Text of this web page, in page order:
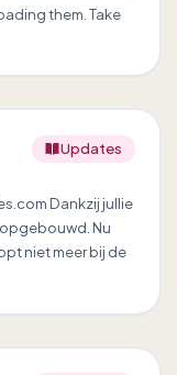
them. Take
Updates
Dankzij jullie
Nu
niet meer bij de